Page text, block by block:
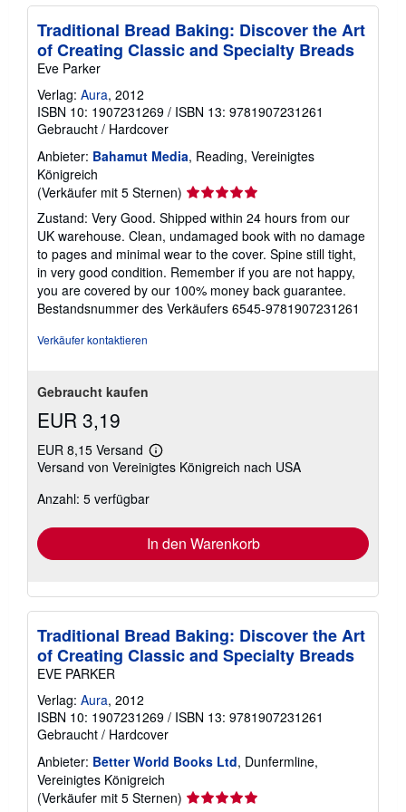
Traditional Bread Baking: Discover the Art
of Creating Classic and Specialty Breads
Eve Parker
Verlag: Aura, 2012
ISBN 10: 1907231269 / ISBN 13: 9781907231261
Gebraucht / Hardcover
Anbieter: Bahamut Media, Reading, Vereinigtes
Königreich
(Verkäufer mit 5 Sternen) Verkäuferbewertung
von
5
Sternen
Zustand: Very Good. Shipped within 24 hours from our
UK warehouse. Clean, undamaged book with no damage
to pages and minimal wear to the cover. Spine still tight,
in very good condition. Remember if you are not happy,
you are covered by our 100% money back guarantee.
Bestandsnummer des Verkäufers 6545-9781907231261
Verkäufer kontaktieren
Gebraucht kaufen
EUR 3,19
EUR 8,15 Versand
Weitere
Informationen
Versand von Vereinigtes Königreich nach USA
Anzahl: 5 verfügbar
In den Warenkorb
Traditional Bread Baking: Discover the Art
of Creating Classic and Specialty Breads
EVE PARKER
Verlag: Aura, 2012
ISBN 10: 1907231269 / ISBN 13: 9781907231261
Gebraucht / Hardcover
Anbieter: Better World Books Ltd, Dunfermline,
Vereinigtes Königreich
(Verkäufer mit 5 Sternen) Verkäuferbewertung